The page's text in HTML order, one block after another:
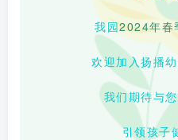
我园2024年春
欢迎加入扬播
我们期待与
引领孩子